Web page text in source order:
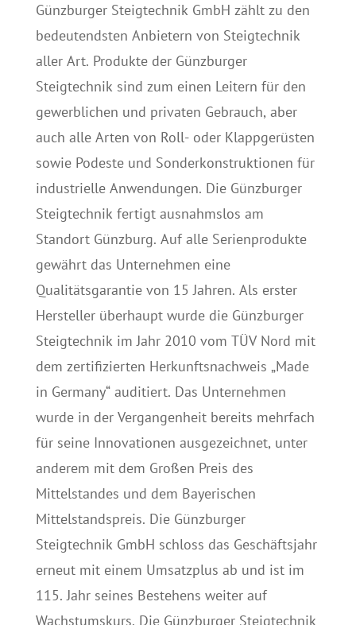
Günzburger Steigtechnik GmbH zählt zu den
bedeutendsten Anbietern von Steigtechnik
aller Art. Produkte der Günzburger
Steigtechnik sind zum einen Leitern für den
gewerblichen und privaten Gebrauch, aber
auch alle Arten von Roll- oder Klappgerüsten
sowie Podeste und Sonderkonstruktionen für
industrielle Anwendungen. Die Günzburger
Steigtechnik fertigt ausnahmslos am
Standort Günzburg. Auf alle Serienprodukte
gewährt das Unternehmen eine
Qualitätsgarantie von 15 Jahren. Als erster
Hersteller überhaupt wurde die Günzburger
Steigtechnik im Jahr 2010 vom TÜV Nord mit
dem zertifizierten Herkunftsnachweis „Made
in Germany“ auditiert. Das Unternehmen
wurde in der Vergangenheit bereits mehrfach
für seine Innovationen ausgezeichnet, unter
anderem mit dem Großen Preis des
Mittelstandes und dem Bayerischen
Mittelstandspreis. Die Günzburger
Steigtechnik GmbH schloss das Geschäftsjahr
erneut mit einem Umsatzplus ab und ist im
115. Jahr seines Bestehens weiter auf
Wachstumskurs. Die Günzburger Steigtechnik